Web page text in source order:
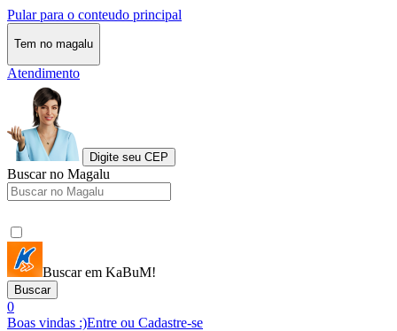
Pular para o conteudo principal
Tem no magalu
Atendimento
Digite seu CEP
Buscar no Magalu
Buscar em KaBuM!
Buscar
0
Boas vindas :)Entre ou Cadastre-se